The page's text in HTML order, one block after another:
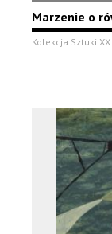
Marzenie o
Kolekcja Sztuki